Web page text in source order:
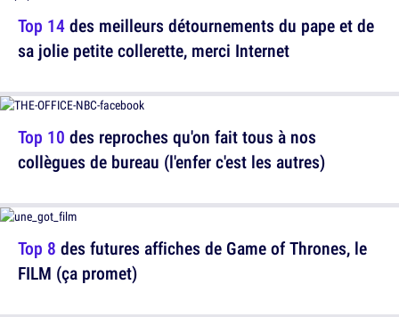
Top 14des meilleurs détournements du pape et de
sa jolie petite collerette, merci Internet
Top 8 des futures affiches de Game of Thrones, le
FILM (ça promet)
Top 10 des reproches qu'on fait tous à nos
collègues de bureau (l'enfer c'est les autres)